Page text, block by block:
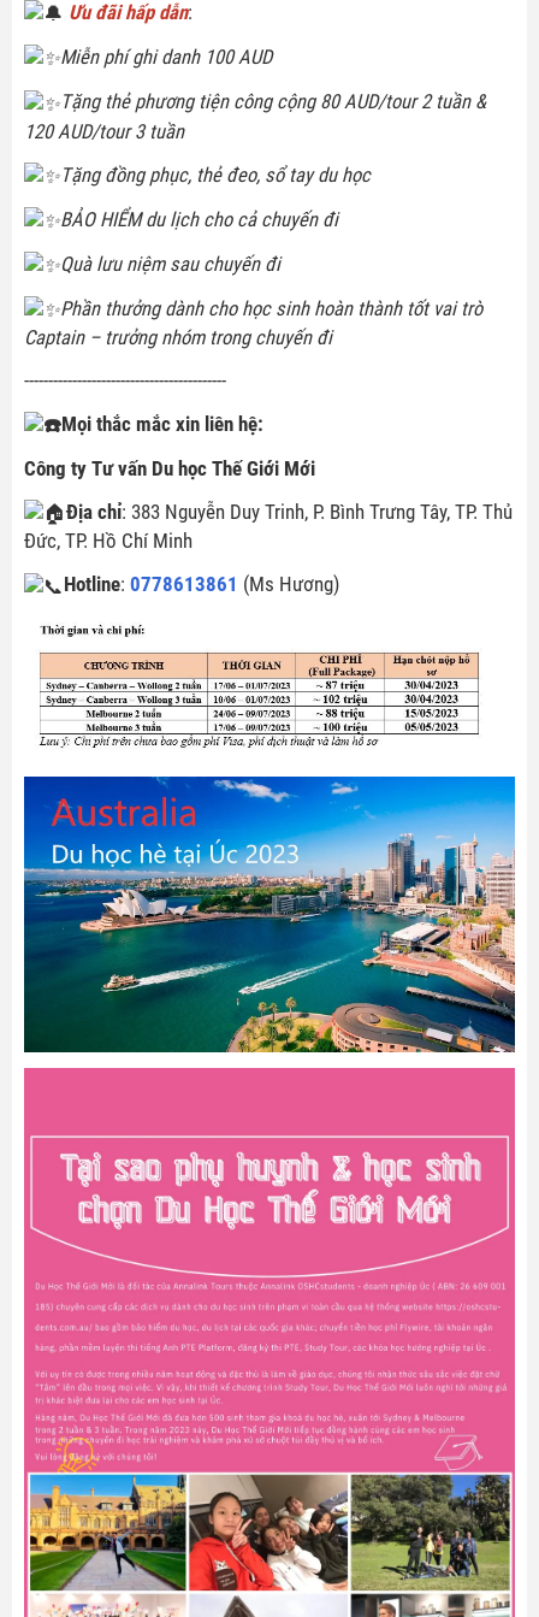
Ưu đãi hấp dẫn:
Miễn phí ghi danh 100 AUD
Tặng thẻ phương tiện công cộng 80 AUD/tour 2 tuần &
120 AUD/tour 3 tuần
Tặng đồng phục, thẻ đeo, sổ tay du học
BẢO HIỂM du lịch cho cả chuyến đi
Quà lưu niệm sau chuyến đi
Phần thưởng dành cho học sinh hoàn thành tốt vai trò
Captain – trưởng nhóm trong chuyến đi
------------------------------------------
Mọi thắc mắc xin liên hệ:
Công ty Tư vấn Du học Thế Giới Mới
Địa chỉ: 383 Nguyễn Duy Trinh, P. Bình Trưng Tây, TP. Thủ
Đức, TP. Hồ Chí Minh
Hotline: 0778613861 (Ms Hương)